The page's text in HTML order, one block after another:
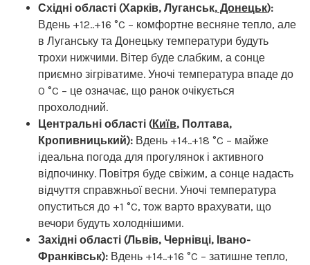
Східні області (Харків, Луганськ, Донецьк):
Вдень +12..+16 °C – комфортне весняне тепло, але
в Луганську та Донецьку температури будуть
трохи нижчими. Вітер буде слабким, а сонце
приємно зігріватиме. Уночі температура впаде до
0 °C – це означає, що ранок очікується
прохолодний.
Центральні області (Київ, Полтава,
Кропивницький): Вдень +14..+18 °C – майже
ідеальна погода для прогулянок і активного
відпочинку. Повітря буде свіжим, а сонце надасть
відчуття справжньої весни. Уночі температура
опуститься до +1 °C, тож варто врахувати, що
вечори будуть холоднішими.
Західні області (Львів, Чернівці, Івано-
Франківськ): Вдень +14..+16 °C – затишне тепло,